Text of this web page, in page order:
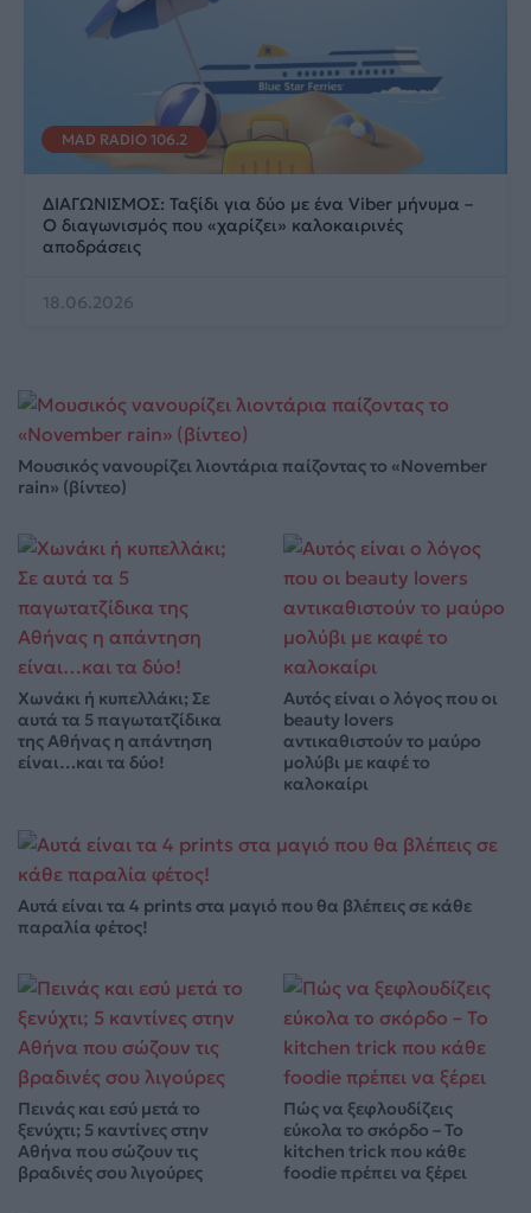
MAD RADIO 106.2
ΔΙΑΓΩΝΙΣΜΟΣ: Ταξίδι για δύο με ένα Viber μήνυμα –
Ο διαγωνισμός που «χαρίζει» καλοκαιρινές
αποδράσεις
18.06.2026
Μουσικός νανουρίζει λιοντάρια παίζοντας το «November
rain» (βίντεο)
Χωνάκι ή κυπελλάκι; Σε
αυτά τα 5 παγωτατζίδικα
της Αθήνας η απάντηση
είναι…και τα δύο!
Αυτός είναι ο λόγος που οι
beauty lovers
αντικαθιστούν το μαύρο
μολύβι με καφέ το
καλοκαίρι
Αυτά είναι τα 4 prints στα μαγιό που θα βλέπεις σε κάθε
παραλία φέτος!
Πεινάς και εσύ μετά το
ξενύχτι; 5 καντίνες στην
Αθήνα που σώζουν τις
βραδινές σου λιγούρες
Πώς να ξεφλουδίζεις
εύκολα το σκόρδο – Το
kitchen trick που κάθε
foodie πρέπει να ξέρει